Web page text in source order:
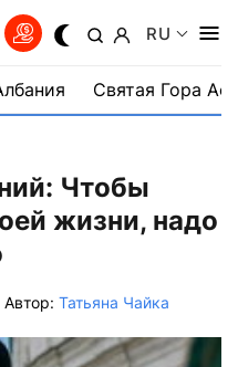
RU
Святая Гора
Чтобы
жизни, надо
Автор: Татьяна Чайка